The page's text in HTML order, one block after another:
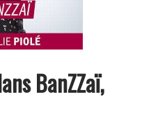
BanZZaï,